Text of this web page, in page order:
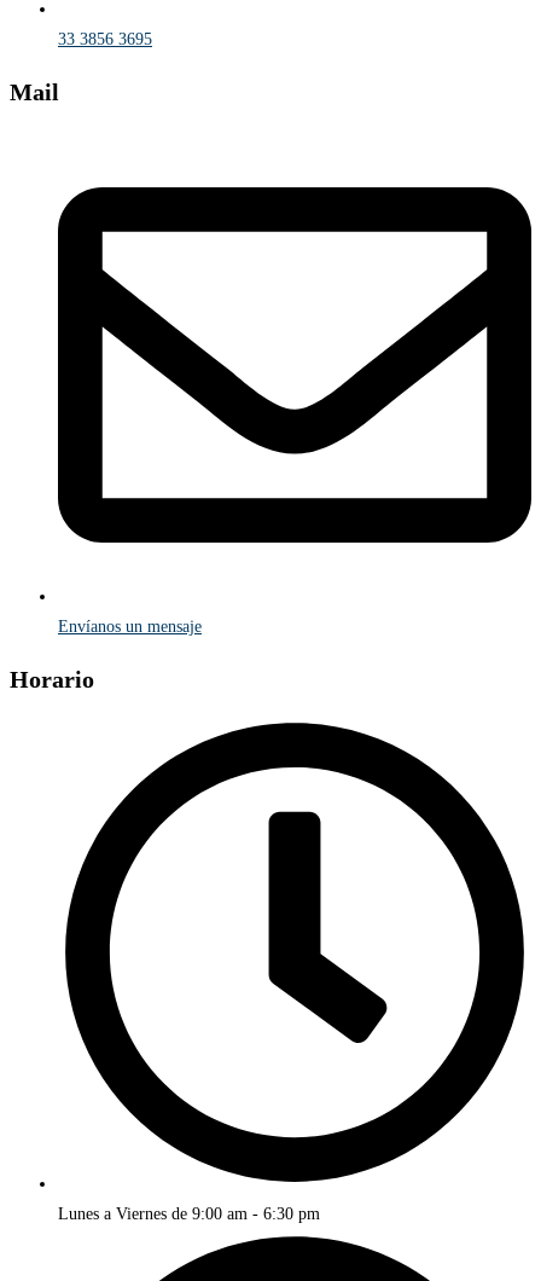
33 3856 3695
Mail
Envíanos un mensaje
Horario
Lunes a Viernes de 9:00 am - 6:30 pm